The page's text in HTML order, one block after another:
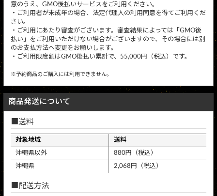
意のうえ、GMO後払いサービスをご利用ください。
・ご利用者が未成年の場合、法定代理人の利用同意を得てご利用くだ
さい。
・ご利用にあたり審査がございます。審査結果によっては「GMO後
払い」をご利用いただけない場合がございますので、その場合には別
のお支払方法へ変更をお願いします。
・ご利用限度額はGMO後払い累計で、55,000円（税込）です。
※予約商品のご購入には利用できません。
商品発送について
送料
対象地域 送料
沖縄県以外 880円（税込）
沖縄県 2,068円（税込）
配送方法